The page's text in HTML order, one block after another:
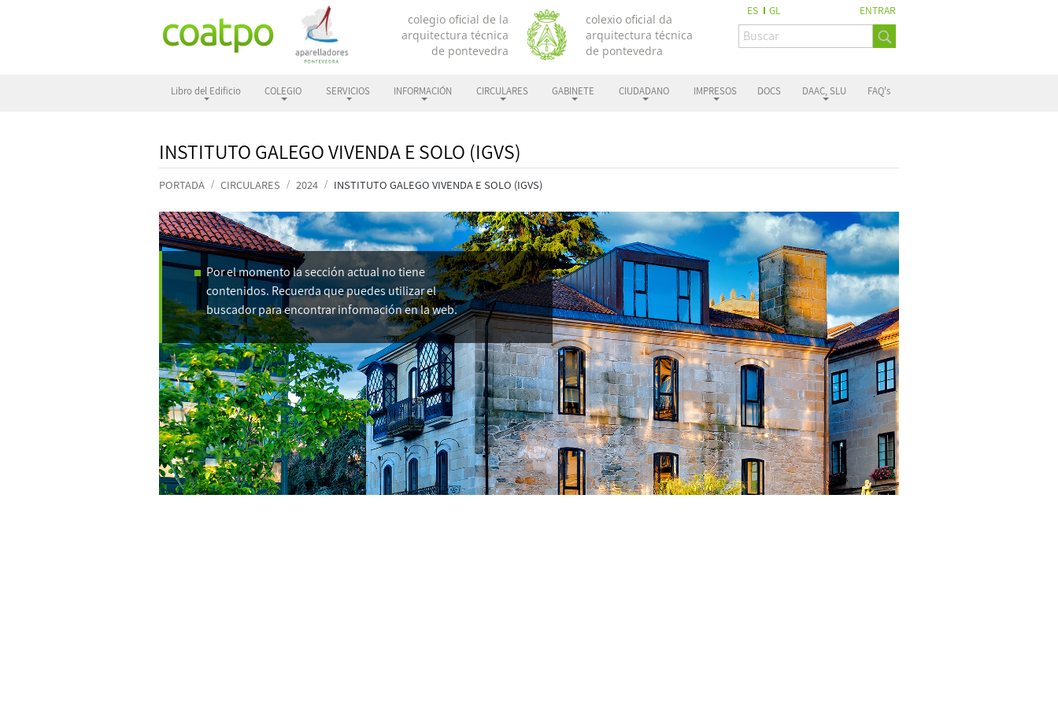
ES GL ENTRAR
Libro del Edificio COLEGIO SERVICIOS INFORMACIÓN CIRCULARES GABINETE CIUDADANO IMPRESOS DOCS DAAC, SLU FAQ's
INSTITUTO GALEGO VIVENDA E SOLO (IGVS)
PORTADA CIRCULARES 2024 INSTITUTO GALEGO VIVENDA E SOLO (IGVS)
Por el momento la sección actual no tiene
contenidos. Recuerda que puedes utilizar el
buscador para encontrar información en la web.